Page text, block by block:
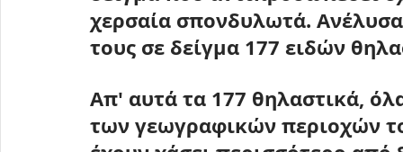
χερσαία σπονδυλωτά.
τους σε δείγμα 177 ειδών
Απ' αυτά τα 177 θηλαστικά,
των γεωγραφικών περιοχών